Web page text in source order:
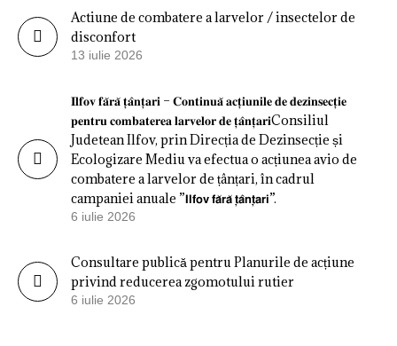
Actiune de combatere a larvelor / insectelor de
disconfort
13 iulie 2026
𝐈𝐥𝐟𝐨𝐯 𝐟𝐚̆𝐫𝐚̆ 𝐭̦𝐚̂𝐧𝐭̦𝐚𝐫𝐢 – 𝐂𝐨𝐧𝐭𝐢𝐧𝐮𝐚̆ 𝐚𝐜𝐭̦𝐢𝐮𝐧𝐢𝐥𝐞 𝐝𝐞 𝐝𝐞𝐳𝐢𝐧𝐬𝐞𝐜𝐭̦𝐢𝐞
𝐩𝐞𝐧𝐭𝐫𝐮 𝐜𝐨𝐦𝐛𝐚𝐭𝐞𝐫𝐞𝐚 𝐥𝐚𝐫𝐯𝐞𝐥𝐨𝐫 𝐝𝐞 𝐭̦𝐚̂𝐧𝐭̦𝐚𝐫𝐢Consiliul
Judetean Ilfov, prin Direcția de Dezinsecție și
Ecologizare Mediu va efectua o acțiunea avio de
combatere a larvelor de țânțari, în cadrul
campaniei anuale ”𝗜𝗹𝗳𝗼𝘃 𝗳𝗮̆𝗿𝗮̆ 𝘁̦𝗮̂𝗻𝘁̦𝗮𝗿𝗶”.
6 iulie 2026
Consultare publică pentru Planurile de acțiune
privind reducerea zgomotului rutier
6 iulie 2026